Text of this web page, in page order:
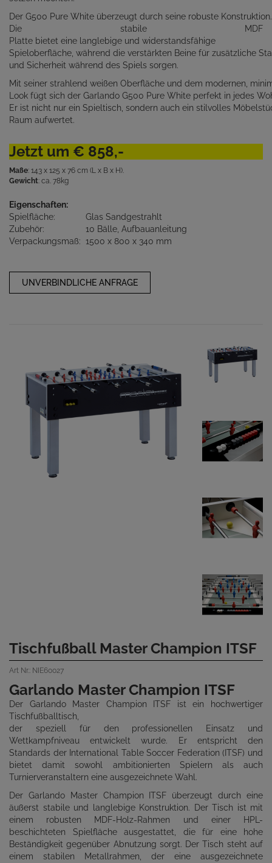
Der G500 Pure White überzeugt durch seine robuste
Die stabile MDF
Platte bietet eine langlebige und widerstandsfähige
Spieloberfläche, während die verstärkten Beine für zusätzliche
und Sicherheit während des Spiels sorgen.
Mit seiner strahlend weißen Oberfläche und dem modernen,
Look fügt sich der Garlando G500 Pure White perfekt in jedes
Er ist nicht nur ein Spieltisch, sondern auch ein stilvolles
Raum aufwertet.
Jetzt um € 858,-
Maße: 143 x 125 x 76 cm (L x B x H).
Gewicht: ca. 78kg
Eigenschaften:
Spielfläche:
Glas Sandgestrahlt
Zubehör:
10 Bälle, Aufbauanleitung
Verpackungsmaß: 1500 x 800 x 340 mm
UNVERBINDLICHE ANFRAGE
Tischfußball Master Champion ITSF
Art Nr.: NIE60027
Garlando Master Champion ITSF
Der Garlando Master Champion ITSF ist ein hochwertiger
Tischfußballtisch,
der speziell für den professionellen Einsatz und
Wettkampfniveau entwickelt wurde. Er entspricht den
Standards der International Table Soccer Federation (ITSF) und
bietet damit sowohl ambitionierten Spielern als auch
Turnierveranstaltern eine ausgezeichnete Wahl.
Der Garlando Master Champion ITSF überzeugt durch eine
äußerst stabile und langlebige Konstruktion. Der Tisch ist mit
einem robusten MDF-Holz-Rahmen und einer HPL-
beschichteten Spielfläche ausgestattet, die für eine hohe
Beständigkeit gegenüber Abnutzung sorgt. Der Tisch steht auf
einem stabilen Metallrahmen, der eine ausgezeichnete